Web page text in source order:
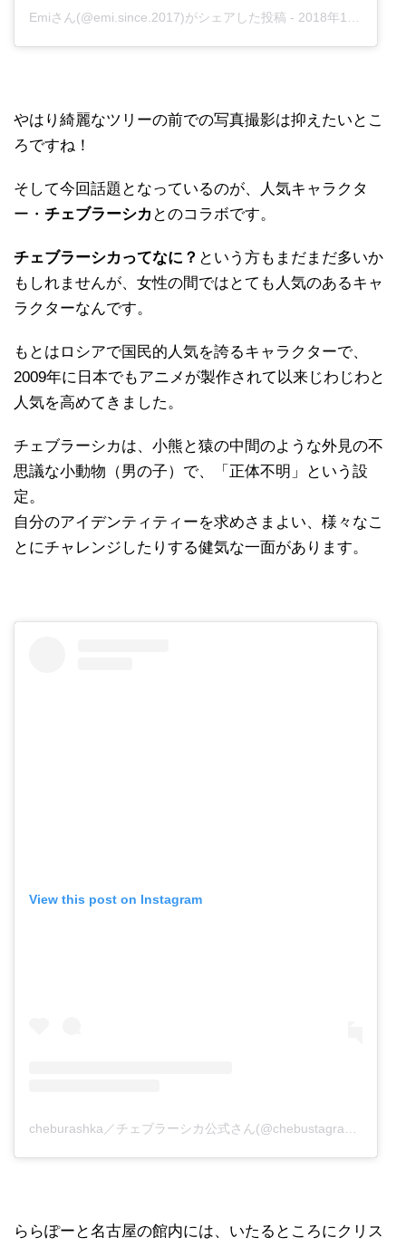
Emiさん(@emi.since.2017)がシェアした投稿 - 2018年11月月4日午前6時14分PST
やはり綺麗なツリーの前での写真撮影は抑えたいとこ
ろですね！
そして今回話題となっているのが、人気キャラクタ
ー・ チェブラーシカ とのコラボです。
チェブラーシカってなに？ という方もまだまだ多いか
もしれませんが、女性の間ではとても人気のあるキャ
ラクターなんです。
もとはロシアで国民的人気を誇るキャラクターで、
2009年に日本でもアニメが製作されて以来じわじわと
人気を高めてきました。
チェブラーシカは、小熊と猿の中間のような外見の不
思議な小動物（男の子）で、「正体不明」という設
定。
自分のアイデンティティーを求めさまよい、様々なこ
とにチャレンジしたりする健気な一面があります。
View this post on Instagram
cheburashka／チェブラーシカ公式さん(@chebustagram_jpn)がシェアした投稿
ららぽーと名古屋の館内には、いたるところにクリス